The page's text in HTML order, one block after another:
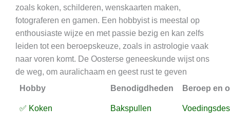
zoals koken, schilderen, wenskaarten maken,
fotograferen en gamen. Een hobbyist is meestal op
enthousiaste wijze en met passie bezig en kan zelfs
leiden tot een beroepskeuze, zoals in astrologie vaak
naar voren komt. De Oosterse geneeskunde wijst ons
de weg, om auralichaam en geest rust te geven
Hobby
Benodigdheden Beroep en
✅ Koken Bakspullen